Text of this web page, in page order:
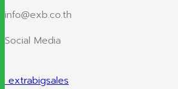
info@exb.co.th
Social Media
extrabigsales